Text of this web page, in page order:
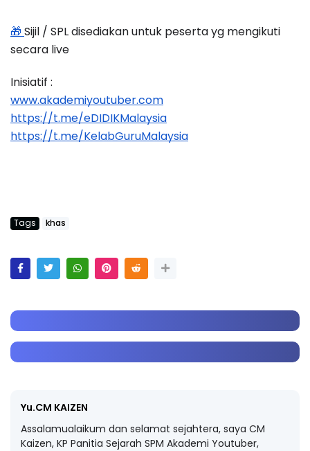
🎁 Sijil / SPL disediakan untuk peserta yg mengikuti
secara live
Inisiatif :
www.akademiyoutuber.com
https://t.me/eDIDIKMalaysia
https://t.me/KelabGuruMalaysia
Tags khas
Yu.CM KAIZEN
Assalamualaikum dan selamat sejahtera, saya CM
Kaizen, KP Panitia Sejarah SPM Akademi Youtuber,